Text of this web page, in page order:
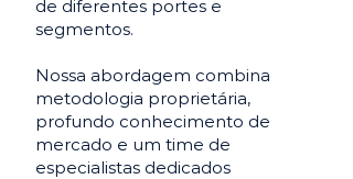
de diferentes portes e
segmentos.
Nossa abordagem combina
metodologia proprietária,
profundo conhecimento de
mercado e um time de
especialistas dedicados